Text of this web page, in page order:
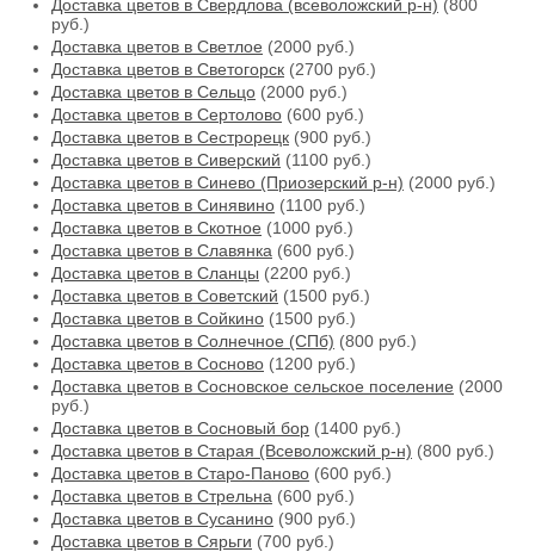
Доставка цветов в Свердлова (всеволожский р-н) (800
руб.)
Доставка цветов в Светлое (2000 руб.)
Доставка цветов в Светогорск (2700 руб.)
Доставка цветов в Сельцо (2000 руб.)
Доставка цветов в Сертолово (600 руб.)
Доставка цветов в Сестрорецк (900 руб.)
Доставка цветов в Сиверский (1100 руб.)
Доставка цветов в Синево (Приозерский р-н) (2000 руб.)
Доставка цветов в Синявино (1100 руб.)
Доставка цветов в Скотное (1000 руб.)
Доставка цветов в Славянка (600 руб.)
Доставка цветов в Сланцы (2200 руб.)
Доставка цветов в Советский (1500 руб.)
Доставка цветов в Сойкино (1500 руб.)
Доставка цветов в Солнечное (СПб) (800 руб.)
Доставка цветов в Сосново (1200 руб.)
Доставка цветов в Сосновское сельское поселение (2000
руб.)
Доставка цветов в Сосновый бор (1400 руб.)
Доставка цветов в Старая (Всеволожский р-н) (800 руб.)
Доставка цветов в Старо-Паново (600 руб.)
Доставка цветов в Стрельна (600 руб.)
Доставка цветов в Сусанино (900 руб.)
Доставка цветов в Сярьги (700 руб.)